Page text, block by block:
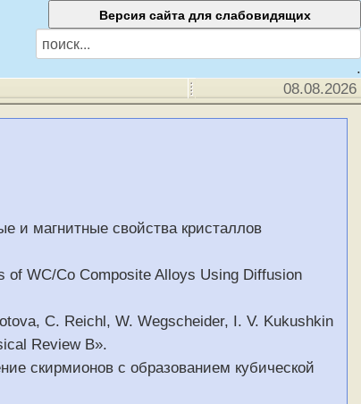
.
08.08.2026
и магнитные свойства кристаллов
WC/Co Composite Alloys Using Diffusion
C. Reichl, W. Wegscheider, I. V. Kukushkin
Review B».
скирмионов с образованием кубической